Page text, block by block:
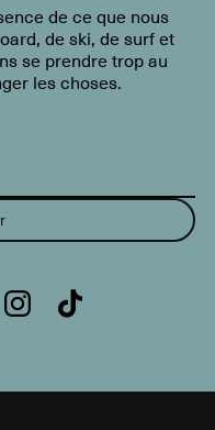
de ce que nous
de ski, de surf et
se prendre trop au
les choses.